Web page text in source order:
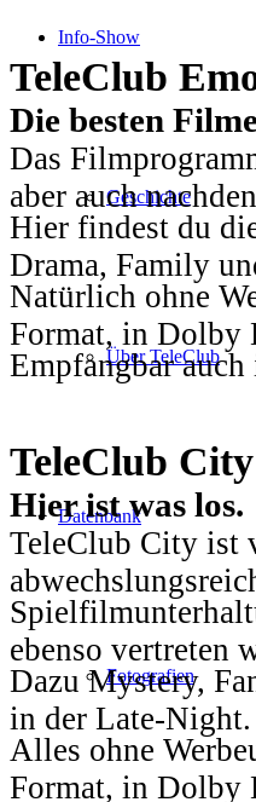
Info-Show
Geschichte
Über TeleClub
Datenbank
Fotografien
TeleClub
Die besten
Das
aber auch
Hier findest du
Drama, Family
Natürlich ohne
Format, in Dolby
Empfangbar
TeleClub City
Hier ist was los.
TeleClub City ist
ebenso vertreten
Dazu Mystery,
in der Late-Night.
Alles ohne
Format, in Dolby